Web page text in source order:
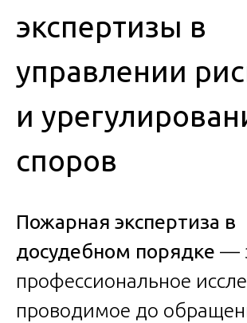
экспертизы в
управлении
и
споров
Пожарная экспертиза в
досудебном порядке —
профессиональное
проводимое до